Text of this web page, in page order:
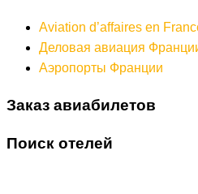
Aviation d’affaires en
Деловая авиация
Аэропорты Франции
Заказ авиабилетов
Поиск отелей